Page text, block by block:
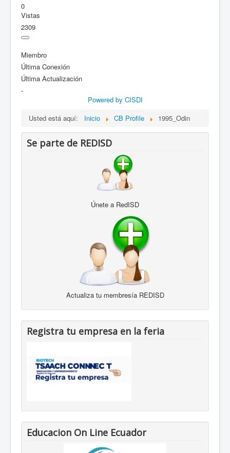
0
Vistas
2309
Miembro
Última Conexión
Última Actualización
-
Powered by CISDI
Usted está aquí:
Inicio CB Profile 1995_Odin
Se parte de REDISD
Únete a RedISD
Actualiza tu membresía REDISD
Registra tu empresa en la feria
Educacion On Line Ecuador